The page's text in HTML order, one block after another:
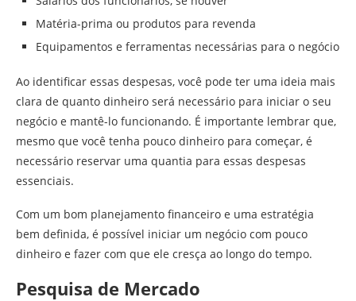
Matéria-prima ou produtos para revenda
Equipamentos e ferramentas necessárias para o negócio
Ao identificar essas despesas, você pode ter uma ideia mais
clara de quanto dinheiro será necessário para iniciar o seu
negócio e mantê-lo funcionando. É importante lembrar que,
mesmo que você tenha pouco dinheiro para começar, é
necessário reservar uma quantia para essas despesas
essenciais.
Com um bom planejamento financeiro e uma estratégia
bem definida, é possível iniciar um negócio com pouco
dinheiro e fazer com que ele cresça ao longo do tempo.
Pesquisa de Mercado